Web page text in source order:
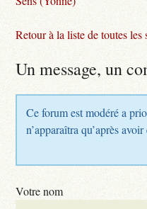
Retour à la liste de toutes les
Un message, un
Ce forum est modéré a
n’apparaîtra qu’après
Votre nom